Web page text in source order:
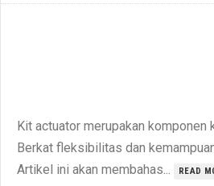
Kit actuator merupakan
Berkat fleksibilitas dan
Artikel ini akan membahas...
READ